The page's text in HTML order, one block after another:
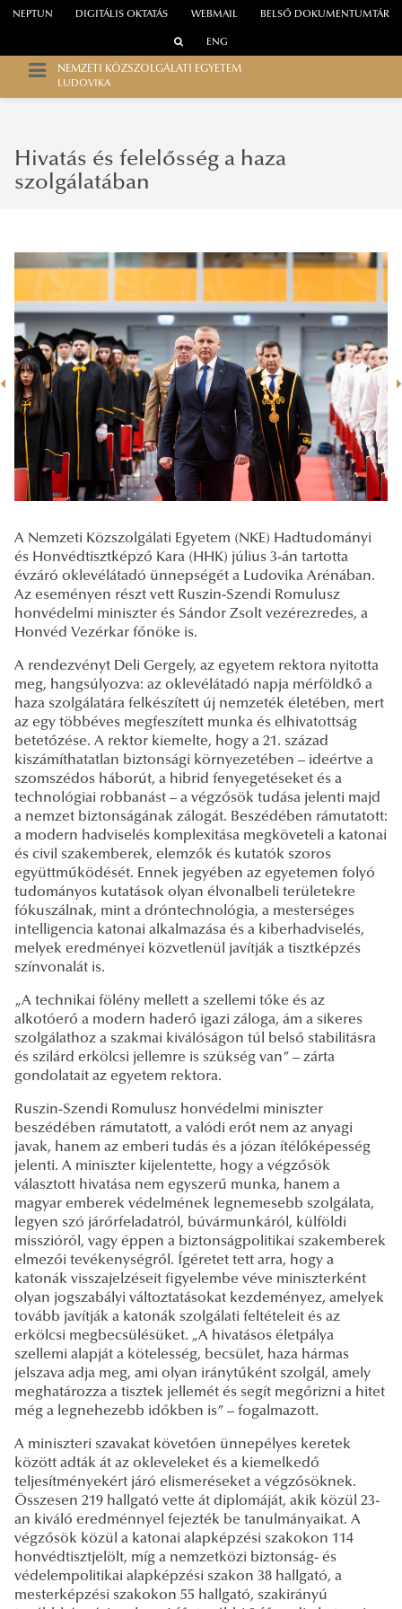
WEBMAIL
NEPTUN DIGITÁLIS OKTATÁS BELSŐ DOKUMENTUMTÁR
ENG
NEMZETI KÖZSZOLGÁLATI EGYETEM
LUDOVIKA
Hivatás és felelősség a haza
szolgálatában
A Nemzeti Közszolgálati Egyetem (NKE) Hadtudományi
és Honvédtisztképző Kara (HHK) július 3-án tartotta
évzáró oklevélátadó ünnepségét a Ludovika Arénában.
Az eseményen részt vett Ruszin-Szendi Romulusz
honvédelmi miniszter és Sándor Zsolt vezérezredes, a
Honvéd Vezérkar főnöke is.
A rendezvényt Deli Gergely, az egyetem rektora nyitotta
meg, hangsúlyozva: az oklevélátadó napja mérföldkő a
haza szolgálatára felkészített új nemzeték életében, mert
az egy többéves megfeszített munka és elhivatottság
betetőzése. A rektor kiemelte, hogy a 21. század
kiszámíthatatlan biztonsági környezetében – ideértve a
szomszédos háborút, a hibrid fenyegetéseket és a
technológiai robbanást – a végzősök tudása jelenti majd
a nemzet biztonságának zálogát. Beszédében rámutatott:
a modern hadviselés komplexitása megköveteli a katonai
és civil szakemberek, elemzők és kutatók szoros
együttműködését. Ennek jegyében az egyetemen folyó
tudományos kutatások olyan élvonalbeli területekre
fókuszálnak, mint a dróntechnológia, a mesterséges
intelligencia katonai alkalmazása és a kiberhadviselés,
melyek eredményei közvetlenül javítják a tisztképzés
színvonalát is.
„A technikai fölény mellett a szellemi tőke és az
alkotóerő a modern haderő igazi záloga, ám a sikeres
szolgálathoz a szakmai kiválóságon túl belső stabilitásra
és szilárd erkölcsi jellemre is szükség van” – zárta
gondolatait az egyetem rektora.
Ruszin-Szendi Romulusz honvédelmi miniszter
beszédében rámutatott, a valódi erőt nem az anyagi
javak, hanem az emberi tudás és a józan ítélőképesség
jelenti. A miniszter kijelentette, hogy a végzősök
választott hivatása nem egyszerű munka, hanem a
magyar emberek védelmének legnemesebb szolgálata,
legyen szó járőrfeladatról, búvármunkáról, külföldi
misszióról, vagy éppen a biztonságpolitikai szakemberek
elmezői tevékenységről. Ígéretet tett arra, hogy a
katonák visszajelzéseit figyelembe véve miniszterként
olyan jogszabályi változtatásokat kezdeményez, amelyek
tovább javítják a katonák szolgálati feltételeit és az
erkölcsi megbecsülésüket. „A hivatásos életpálya
szellemi alapját a kötelesség, becsület, haza hármas
jelszava adja meg, ami olyan iránytűként szolgál, amely
meghatározza a tisztek jellemét és segít megőrizni a hitet
még a legnehezebb időkben is” – fogalmazott.
A miniszteri szavakat követően ünnepélyes keretek
között adták át az okleveleket és a kiemelkedő
teljesítményekért járó elismeréseket a végzősöknek.
Összesen 219 hallgató vette át diplomáját, akik közül 23-
an kiváló eredménnyel fejezték be tanulmányaikat. A
végzősök közül a katonai alapképzési szakokon 114
honvédtisztjelölt, míg a nemzetközi biztonság- és
védelempolitikai alapképzési szakon 38 hallgató, a
mesterképzési szakokon 55 hallgató, szakirányú